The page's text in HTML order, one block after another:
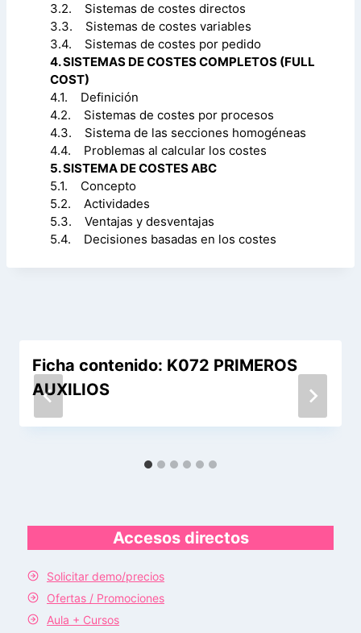
3.2. Sistemas de costes directos
3.3. Sistemas de costes variables
3.4. Sistemas de costes por pedido
4. SISTEMAS DE COSTES COMPLETOS (FULL
COST)
4.1. Definición
4.2. Sistemas de costes por procesos
4.3. Sistema de las secciones homogéneas
4.4. Problemas al calcular los costes
5. SISTEMA DE COSTES ABC
5.1. Concepto
5.2. Actividades
5.3. Ventajas y desventajas
5.4. Decisiones basadas en los costes
Ficha contenido: K072 PRIMEROS
AUXILIOS
Accesos directos
Solicitar demo/precios
Ofertas / Promociones
Aula + Cursos